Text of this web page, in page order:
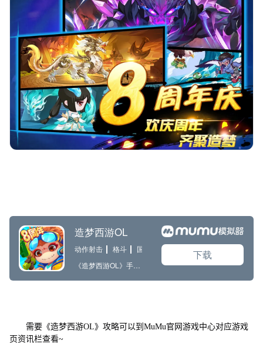
需要《造梦西游OL》攻略可以到MuMu官网游戏中心对应游戏
页资讯栏查看~